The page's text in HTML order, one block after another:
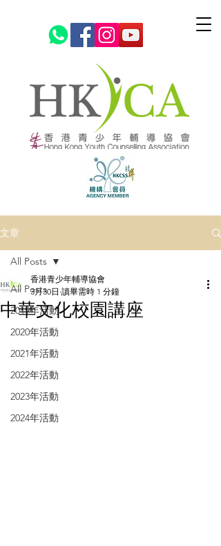
文章
All Posts
2019年活動
2020年活動
2021年活動
2022年活動
2023年活動
2024年活動
All Posts
中華文化校園講座
香港青少年輔導協會
3月30日 讀畢需時 1 分鐘